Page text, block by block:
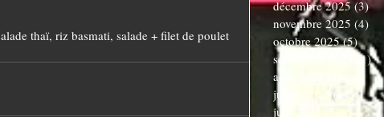
thaï, riz basmati, salade + filet de poulet
décembre 2025 (3)3
novembre 2025 (4)
octobre 2025 (5)5 posts
septembre 2025
(1)1
août 2025
3 posts
juillet 2025 (1)
1 post
juin 2025
(5) 5 posts